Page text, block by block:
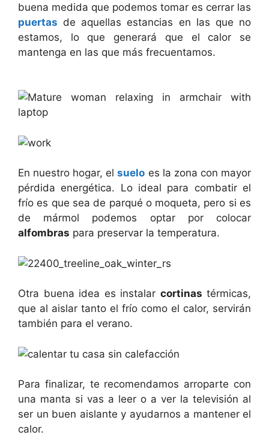
buena medida que podemos tomar es cerrar las
puertas de aquellas estancias en las que no
estamos, lo que generará que el calor se
mantenga en las que más frecuentamos.
En nuestro hogar, elsuelo es la zona con mayor
pérdida energética. Lo ideal para combatir el
frío es que sea de parqué o moqueta, pero si es
de mármol podemos optar por colocar
alfombras para preservar la temperatura.
Otra buena idea es instalar cortinas térmicas,
que al aislar tanto el frío como el calor, servirán
también para el verano.
Para finalizar, te recomendamos arroparte con
una manta si vas a leer o a ver la televisión al
ser un buen aislante y ayudarnos a mantener el
calor.